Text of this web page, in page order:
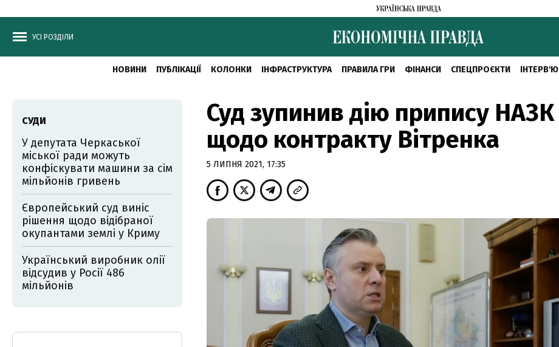
УСІ РОЗДІЛИ
НОВИНИ ПУБЛІКАЦІЇ КОЛОНКИ ІНФРАСТРУКТУРА ПРАВИЛА ГРИ ФІНАНСИ СПЕЦПРОЄКТИ ІНТЕРВ'Ю
Суд зупинив дію припису НАЗК
щодо контракту Вітренка
5 ЛИПНЯ 2021, 17:35
СУДИ
У депутата Черкаської
міської ради можуть
конфіскувати машини за сім
мільйонів гривень
Європейський суд виніс
рішення щодо відібраної
окупантами землі у Криму
Український виробник олії
відсудив у Росії 486
мільйонів